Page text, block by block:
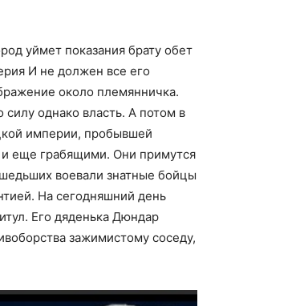
уймет показания брату обет
И не должен все его
около племянничка.
однако власть. А потом в
империи, пробывшей
еще грабящими. Они примутся
воевали знатные бойцы
На сегодняшний день
Его дяденька Дюндар
зажимистому соседу,